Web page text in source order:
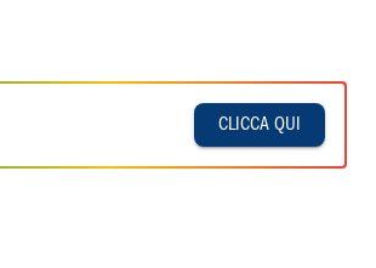
CLICCA QUI